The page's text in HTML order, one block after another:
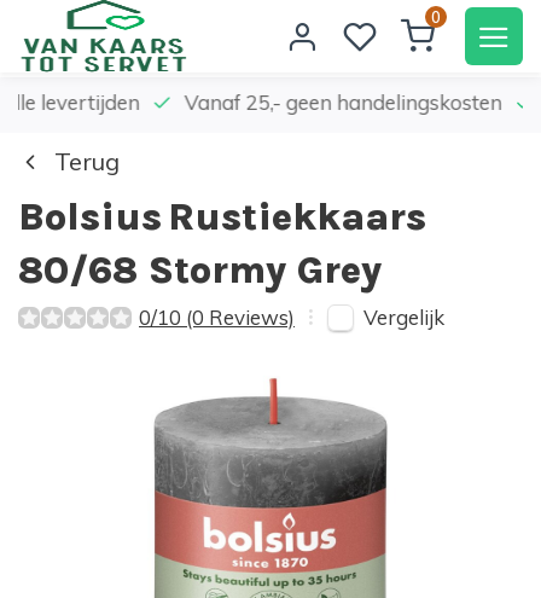
0
levertijden Vanaf 25,- geen handelingskosten
Terug
Bolsius Rustiekkaars
80/68 Stormy Grey
0/10 (0 Reviews) Vergelijk